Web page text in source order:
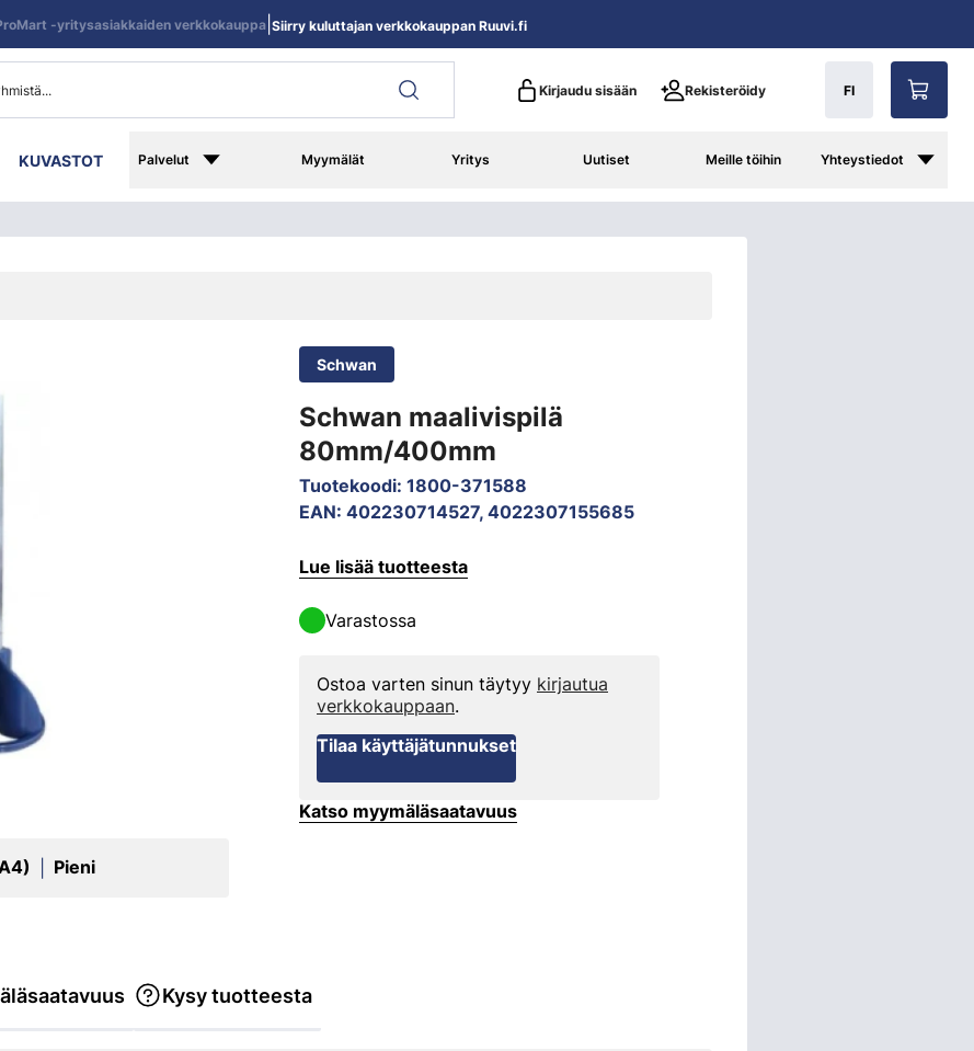
Kirjaudu sisään Rekisteröidy FI
KUVASTOT Palvelut Myymälät Yritys Uutiset Meille töihin Yhteystiedot
-yritysasiakkaiden verkkokauppa| Siirry kuluttajan verkkokauppan Ruuvi.fi
Schwan
Schwan maalivispilä
80mm/400mm
Tuotekoodi: 1800-371588
EAN: 402230714527, 4022307155685
Pieni
Lue lisää tuotteesta
Varastossa
Ostoa varten sinun täytyy kirjautua
verkkokauppaan.
Tilaa käyttäjätunnukset
Katso myymäläsaatavuus
Kysy tuotteesta